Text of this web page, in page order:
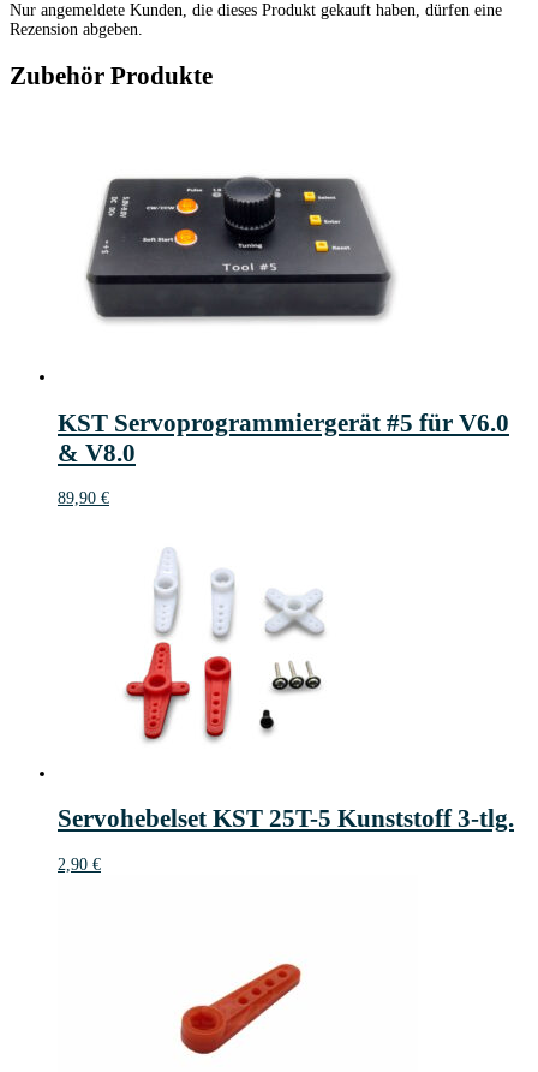
Nur angemeldete Kunden, die dieses Produkt gekauft haben, dürfen eine
Rezension abgeben.
Zubehör Produkte
KST Servoprogrammiergerät #5 für V6.0
& V8.0
89,90 €
Servohebelset KST 25T-5 Kunststoff 3-tlg.
2,90 €